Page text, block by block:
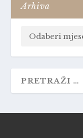
Arhiva